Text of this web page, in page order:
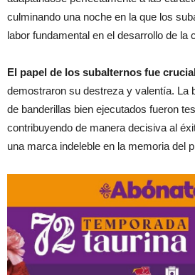
culminando una noche en la que los
labor fundamental en el desarrollo de la
El papel de los subalternos fue
demostraron su destreza y valentía. La
de banderillas bien ejecutados fueron
contribuyendo de manera decisiva al
una marca indeleble en la memoria del